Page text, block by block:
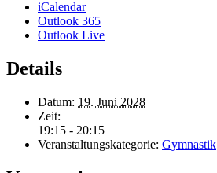
iCalendar
Outlook 365
Outlook Live
Details
Datum: 19. Juni 2028
Zeit:
19:15 - 20:15
Veranstaltungskategorie: Gymnastik